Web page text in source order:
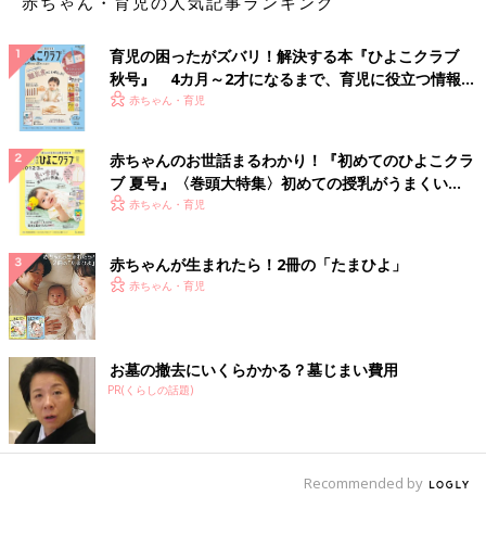
育児の困ったがズバリ！解決する本『ひよこクラブ
秋号』 4カ月～2才になるまで、育児に役立つ情報が
いっぱい！
赤ちゃん・育児
赤ちゃんのお世話まるわかり！『初めてのひよこクラ
ブ 夏号』〈巻頭大特集〉初めての授乳がうまくい
く！ おっぱい・ミルクの基本と夏のトラブル 解決テ
赤ちゃん・育児
赤ちゃんが生まれたら！2冊の「たまひよ」
赤ちゃん・育児
お墓の撤去にいくらかかる？墓じまい費用
PR(くらしの話題)
Recommended by